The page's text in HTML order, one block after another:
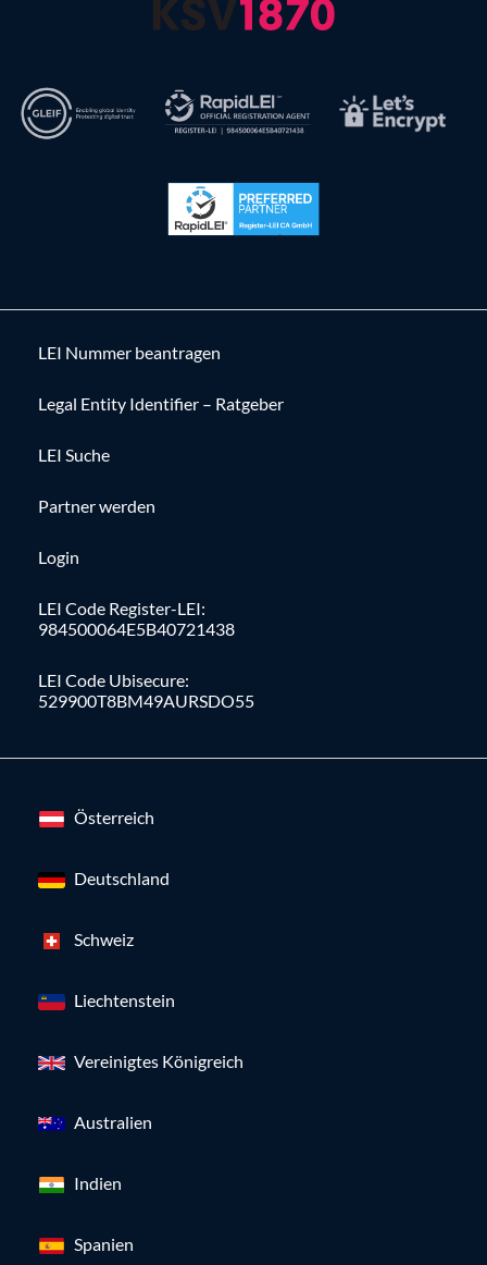
LEI Nummer beantragen
Legal Entity Identifier – Ratgeber
LEI Suche
Partner werden
Login
LEI Code Register-LEI:
984500064E5B40721438
LEI Code Ubisecure:
529900T8BM49AURSDO55
Österreich
Deutschland
Schweiz
Liechtenstein
Vereinigtes Königreich
Australien
Indien
Spanien